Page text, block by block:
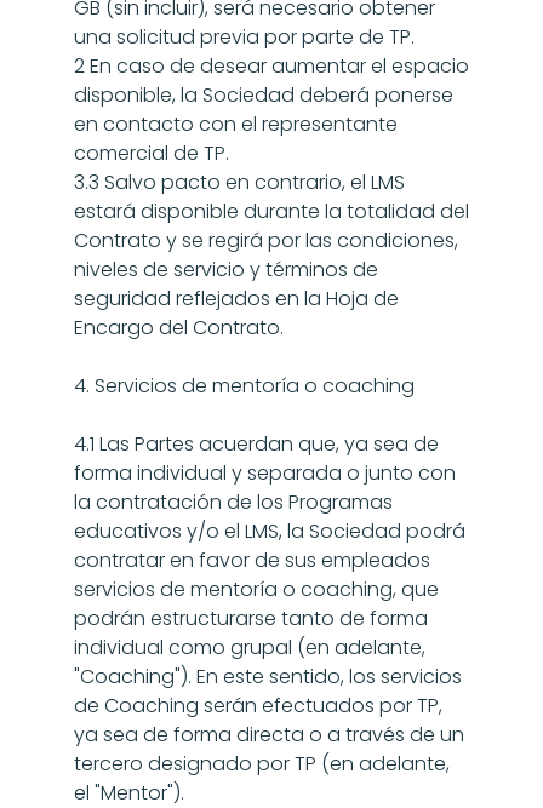
GB (sin incluir), será necesario obtener
una solicitud previa por parte de TP.
2 En caso de desear aumentar el espacio
disponible, la Sociedad deberá ponerse
en contacto con el representante
comercial de TP.
3.3 Salvo pacto en contrario, el LMS
estará disponible durante la totalidad del
Contrato y se regirá por las condiciones,
niveles de servicio y términos de
seguridad reflejados en la Hoja de
Encargo del Contrato.
4. Servicios de mentoría o coaching
4.1 Las Partes acuerdan que, ya sea de
forma individual y separada o junto con
la contratación de los Programas
educativos y/o el LMS, la Sociedad podrá
contratar en favor de sus empleados
servicios de mentoría o coaching, que
podrán estructurarse tanto de forma
individual como grupal (en adelante,
"Coaching"). En este sentido, los servicios
de Coaching serán efectuados por TP,
ya sea de forma directa o a través de un
tercero designado por TP (en adelante,
el "Mentor").